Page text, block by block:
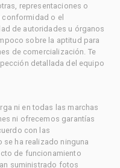
representaciones o
conformidad o el
de autoridades u órganos
sobre la aptitud para
de comercialización. Te
detallada del equipo
ni en todas las marchas
ni ofrecemos garantías
con las
ha realizado ninguna
de funcionamiento
suministrado fotos